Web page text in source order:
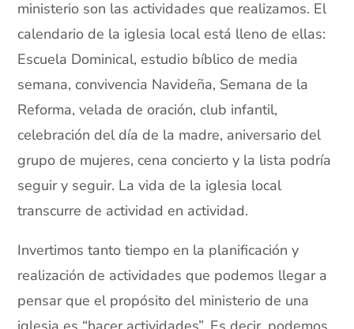
ministerio son las actividades que realizamos. El
calendario de la iglesia local está lleno de ellas:
Escuela Dominical, estudio bíblico de media
semana, convivencia Navideña, Semana de la
Reforma, velada de oración, club infantil,
celebración del día de la madre, aniversario del
grupo de mujeres, cena concierto y la lista podría
seguir y seguir. La vida de la iglesia local
transcurre de actividad en actividad.
Invertimos tanto tiempo en la planificación y
realización de actividades que podemos llegar a
pensar que el propósito del ministerio de una